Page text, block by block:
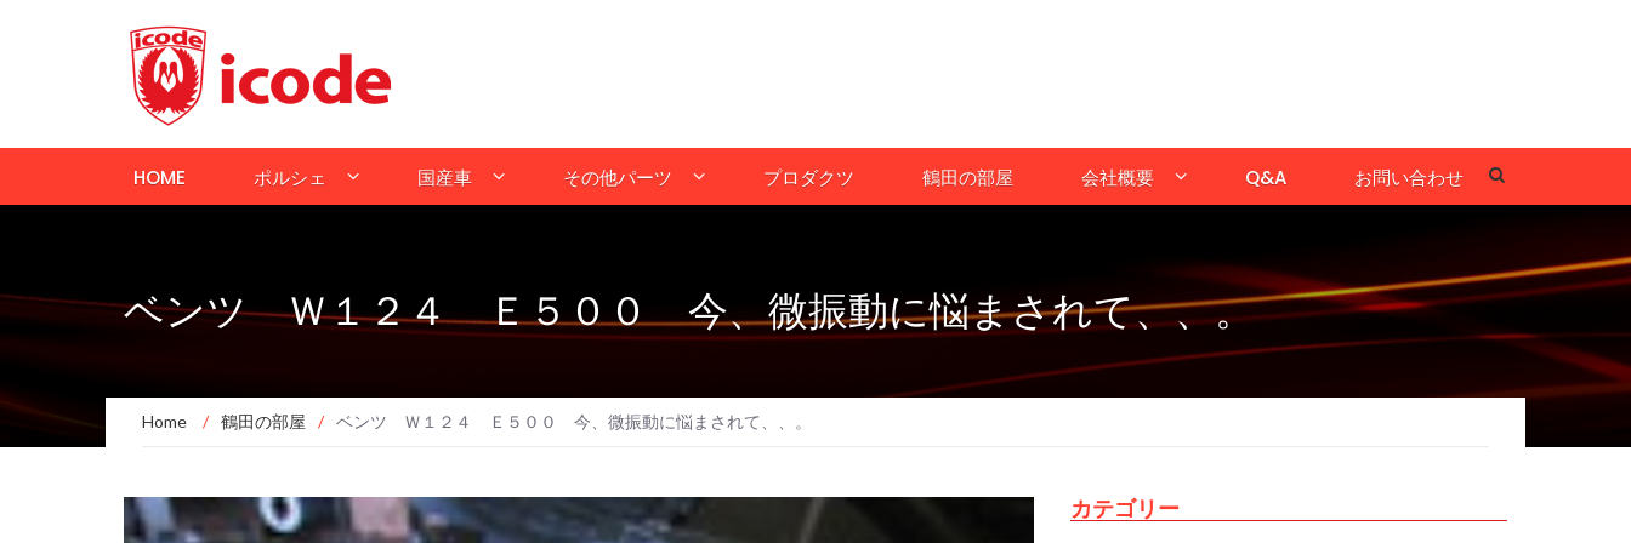
HOME ポルシェ 国産車 その他パーツ プロダクツ 鶴田の部屋 会社概要 Q&A お問い合わせ
ベンツ Ｗ１２４ Ｅ５００ 今、微振動に悩まされて、、。
Home / 鶴田の部屋 / ベンツ Ｗ１２４ Ｅ５００ 今、微振動に悩まされて、、。
カテゴリー